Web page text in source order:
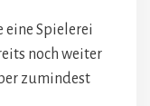
eine Spielerei
noch weiter
zumindest